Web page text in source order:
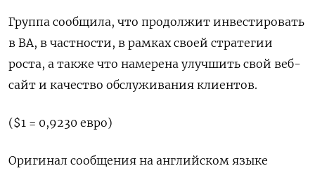
Группа сообщила, что продолжит инвестировать
в BA, в частности, в рамках своей стратегии
роста, а также что намерена улучшить свой веб-
сайт и качество обслуживания клиентов.
($1 = 0,9230 евро)
Оригинал сообщения на английском языке